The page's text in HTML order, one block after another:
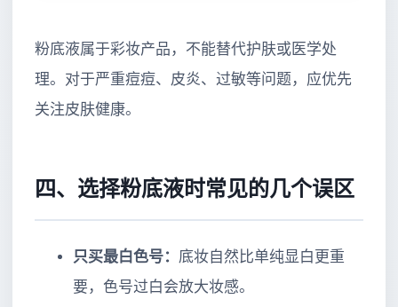
粉底液属于彩妆产品，不能替代护肤或医学处
理。对于严重痘痘、皮炎、过敏等问题，应优先
关注皮肤健康。
四、选择粉底液时常见的几个误区
只买最白色号： 底妆自然比单纯显白更重
要，色号过白会放大妆感。